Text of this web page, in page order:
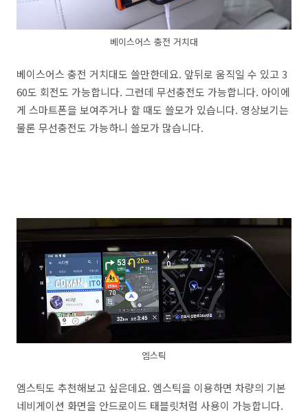
베이스어스 충전 거치대
베이스어스 충전 거치대도 쓸만한데요. 앞뒤로 움직일 수 있고 3
60도 회전도 가능합니다. 그런데 무선충전도 가능합니다. 아이에
게 스마트폰을 보여주거나 할 때도 쓸모가 있습니다. 영상보기는
물론 무선충전도 가능하니 쓸모가 많습니다.
엠스틱
엠스틱도 추천해보고 싶은데요. 엠스틱을 이용하면 차량의 기본
네비게이션 화면을 안드로이드 태블릿처럼 사용이 가능합니다.